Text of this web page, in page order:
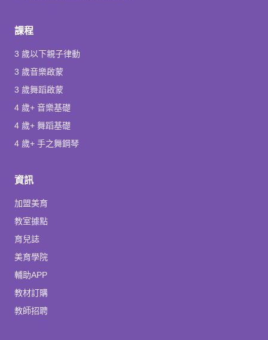
課程
3 歲以下親子律動
3 歲音樂啟蒙
3 歲舞蹈啟蒙
4 歲+ 音樂基礎
4 歲+ 舞蹈基礎
4 歲+ 手之舞鋼琴
資訊
加盟美育
教室據點
育兒誌
美育學院
輔助APP
教材訂購
教師招聘